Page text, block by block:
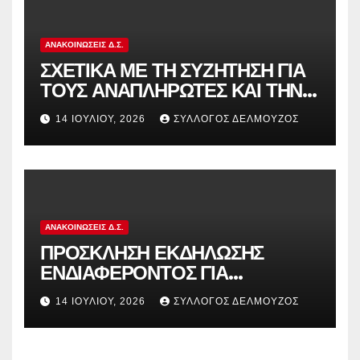
ΑΝΑΚΟΙΝΏΣΕΙΣ Δ.Σ.
ΣΧΕΤΙΚΑ ΜΕ ΤΗ ΣΥΖΗΤΗΣΗ ΓΙΑ
ΤΟΥΣ ΑΝΑΠΛΗΡΩΤΕΣ ΚΑΙ ΤΗΝ
ΠΑΡΑΠΟΜΠΗ ΤΗΣ ΕΛΛΑΔΑΣ
ΣΤΟ ΕΥΡΩΠΑΪΚΟ ΔΙΚΑΣΤΗΡΙΟ
14 ΙΟΥΛΊΟΥ, 2026 ΣΎΛΛΟΓΟΣ ΔΕΛΜΟΎΖΟΣ
ΑΝΑΚΟΙΝΏΣΕΙΣ Δ.Σ.
ΠΡΟΣΚΛΗΣΗ ΕΚΔΗΛΩΣΗΣ
ΕΝΔΙΑΦΕΡΟΝΤΟΣ ΓΙΑ
ΚΑΤΑΣΚΗΝΩΣΕΙΣ ΔΟΕ
14 ΙΟΥΛΊΟΥ, 2026 ΣΎΛΛΟΓΟΣ ΔΕΛΜΟΎΖΟΣ